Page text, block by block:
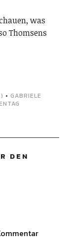
was
Thomsens
• GABRIELE
DEN